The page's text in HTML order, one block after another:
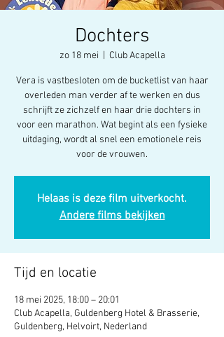
Dochters
zo 18 mei Club Acapella
Vera is vastbesloten om de bucketlist van haar
overleden man verder af te werken en dus
schrijft ze zichzelf en haar drie dochters in
voor een marathon. Wat begint als een fysieke
uitdaging, wordt al snel een emotionele reis
voor de vrouwen.
Helaas is deze film uitverkocht.
Andere films bekijken
Tijd en locatie
18 mei 2025, 18:00 – 20:01
Club Acapella, Guldenberg Hotel & Brasserie,
Guldenberg, Helvoirt, Nederland